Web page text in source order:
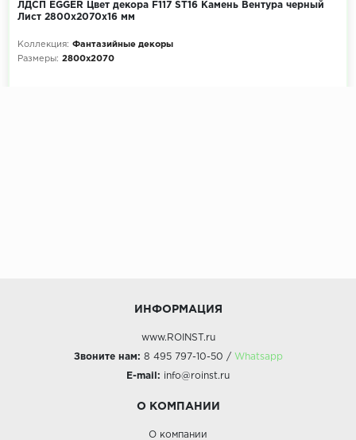
ЛДСП EGGER Цвет декора F117 ST16 Камень Вентура черный
Лист 2800x2070х16 мм
Коллекция: Фантазийные декоры
Размеры: 2800x2070
ИНФОРМАЦИЯ
www.ROINST.ru
Звоните нам: 8 495 797-10-50 / Whatsapp
E-mail: info@roinst.ru
О КОМПАНИИ
О компании